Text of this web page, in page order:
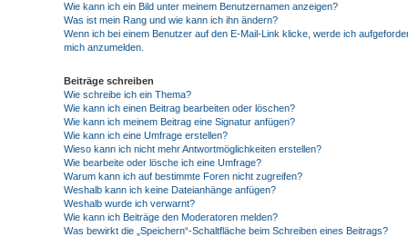
Wie kann ich ein Bild unter meinem Benutzernamen anzeigen?
Was ist mein Rang und wie kann ich ihn ändern?
Wenn ich bei einem Benutzer auf den E-Mail-Link klicke, werde ich
mich anzumelden.
Beiträge schreiben
Wie schreibe ich ein Thema?
Wie kann ich einen Beitrag bearbeiten oder löschen?
Wie kann ich meinem Beitrag eine Signatur anfügen?
Wie kann ich eine Umfrage erstellen?
Wieso kann ich nicht mehr Antwortmöglichkeiten erstellen?
Wie bearbeite oder lösche ich eine Umfrage?
Warum kann ich auf bestimmte Foren nicht zugreifen?
Weshalb kann ich keine Dateianhänge anfügen?
Weshalb wurde ich verwarnt?
Wie kann ich Beiträge den Moderatoren melden?
Was bewirkt die „Speichern“-Schaltfläche beim Schreiben eines Beitrags?